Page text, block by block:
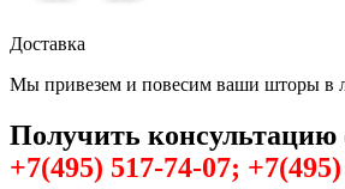
Доставка
Мы привезем и повесим ваши шторы в
Получить консультацию
+7(495) 517-74-07;